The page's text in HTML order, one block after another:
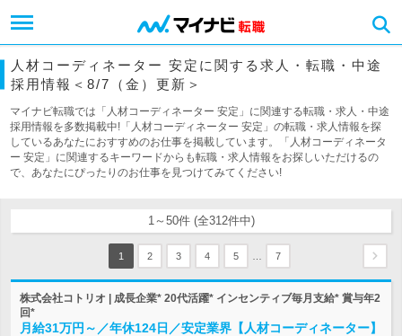
人材コーディネーター 安定に関する求人・転職・中途
採用情報＜8/7（金）更新＞
マイナビ転職では「人材コーディネーター 安定」に関連する転職・求人・中途
採用情報を多数掲載中!「人材コーディネーター 安定」の転職・求人情報を探
しているあなたにおすすめのお仕事を掲載しています。「人材コーディネータ
ー 安定」に関連するキーワードからも転職・求人情報をお探しいただけるの
で、あなたにぴったりのお仕事を見つけてみてください!
1～50件 (全312件中)
1 2 3 4 5 7
株式会社コトリオ | 成長企業* 20代活躍* インセンティブ毎月支給* 賞与年2
回*
月給31万円～／年休124日／安定業界【人材コーディネーター】